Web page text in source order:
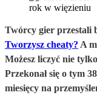
Twórcy gier przestali
Tworzysz cheaty? A
Możesz liczyć nie
Przekonał się o tym
miesięcy na